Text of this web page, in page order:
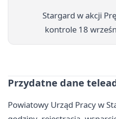
Stargard w akcji
kontrole 18
Przydatne dane
Powiatowy Urząd Pracy w